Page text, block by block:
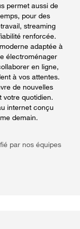
permet aussi de
pour des
streaming
renforcée.
adaptée à
électroménager
en ligne,
à vos attentes.
de nouvelles
votre quotidien.
internet conçu
demain.
par nos équipes